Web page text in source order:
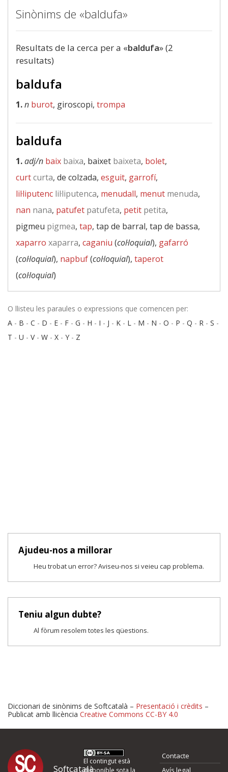
Sinònims de «baldufa»
Resultats de la cerca per a «baldufa» (2
resultats)
baldufa
1.n burot, giroscopi, trompa
baldufa
1.adj/n baix baixa, baixet baixeta, bolet,
curtcurta, de colzada, esguit, garrofí,
lil·liputenc lil·liputenca, menudall, menut menuda,
nan nana, patufet patufeta, petit petita,
pigmeu pigmea, tap, tap de barral, tap de bassa,
xaparro xaparra, caganiu (col·loquial), gafarró
(col·loquial), napbuf(col·loquial), taperot
(col·loquial)
O llisteu les paraules o expressions que comencen per:
A - B - C - D - E - F - G - H - I - J - K - L - M - N - O - P - Q - R - S -
T - U - V- W - X - Y - Z
Ajudeu-nos a millorar
Heu trobat un error? Aviseu-nos si veieu cap problema.
Teniu algun dubte?
Al fòrum resolem totes les qüestions.
Proposeu-nos millores o
Diccionari de sinònims de Softcatalà – Presentació i crèdits –
Publicat amb llicència Creative Commons CC-BY 4.0
Softcatalà
El contingut està
disponible sota la
Contacte
Avís legal